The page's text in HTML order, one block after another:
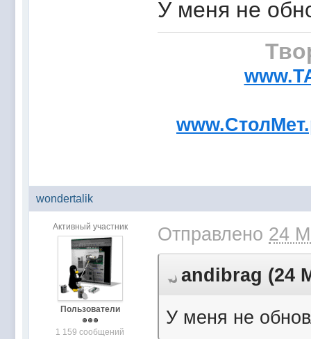
У меня не
wondertalik
Активный участник
Пользователи
1 159 сообщений
Отправлено 24
andibrag (24
У меня не